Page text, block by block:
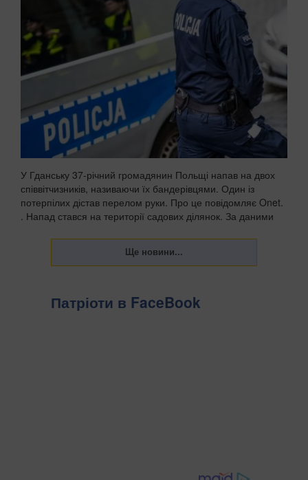
У Гданську 37-річний громадянин Польщі напав на двох
співвітчизників, називаючи їх бандерівцями. Один із
потерпілих дістав перелом руки. Про це повідомляє Onet.
. Напад стався на території садових ділянок. За даними
Патріоти в FaceBook